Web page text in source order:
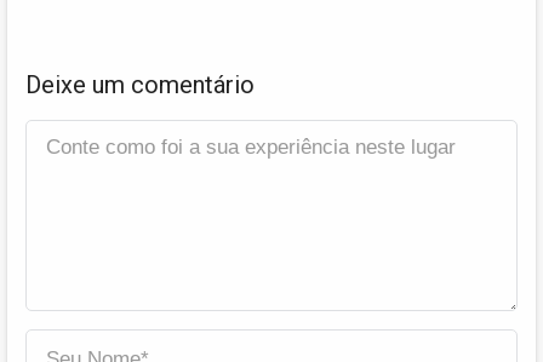
Deixe um comentário